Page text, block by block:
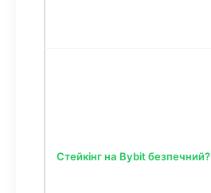
Стейкінг на Bybit безпечний?